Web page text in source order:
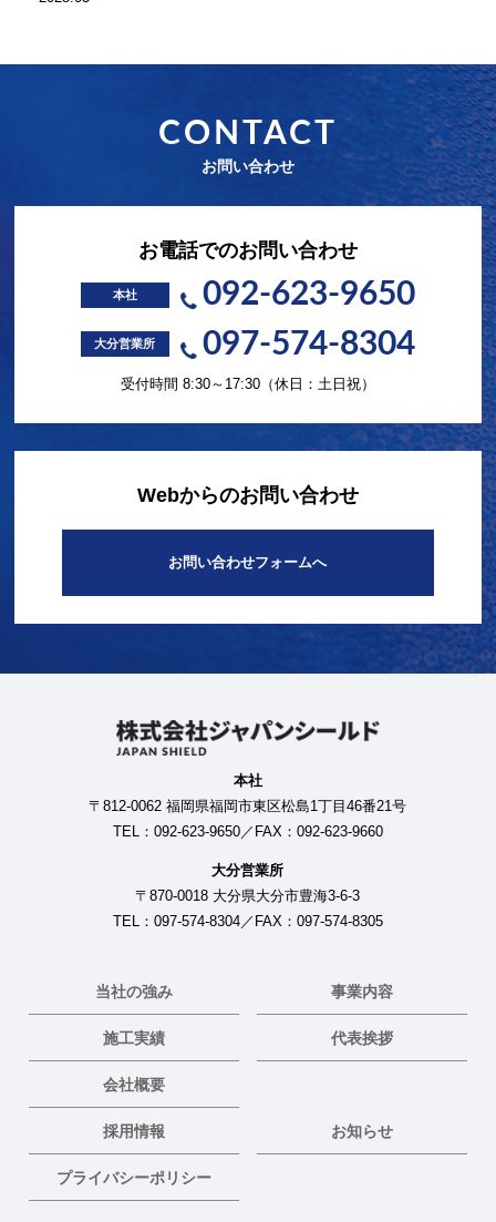
CONTACT
お問い合わせ
お電話でのお問い合わせ
本社 092-623-9650
大分営業所 097-574-8304
受付時間 8:30～17:30（休日：土日祝）
Webからのお問い合わせ
お問い合わせフォームへ
本社
〒812-0062 福岡県福岡市東区松島1丁目46番21号
TEL：092-623-9650／FAX：092-623-9660
大分営業所
〒870-0018 大分県大分市豊海3-6-3
TEL：097-574-8304／FAX：097-574-8305
当社の強み 事業内容
施工実績 代表挨拶
会社概要
採用情報 お知らせ
プライバシーポリシー